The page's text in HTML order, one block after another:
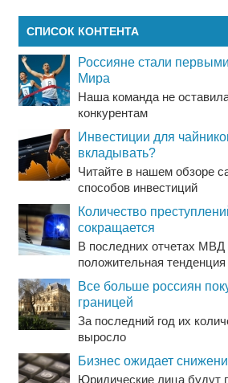
СПИСОК КОНТЕНТА
Россияне стали
Мира
Наша команда не
конкурентам
Инвестиции для
вкладывать?
Читайте в нашем обзоре
способов инвестиций
Количество
сокращается
В последних отчетах МВД
положительная тенденция
Все больше россиян
границей
За последний год их
выросло
Бизнес ожидает
Юридические лица будут